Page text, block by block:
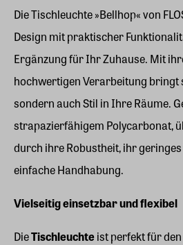
Die Tischleuchte »Bellhop« von
Design mit praktischer
Ergänzung für Ihr Zuhause. Mit
hochwertigen Verarbeitung bringt
sondern auch Stil in Ihre Räume.
strapazierfähigem Polycarbonat,
durch ihre Robustheit, ihr
einfache Handhabung.
Vielseitig einsetzbar und flexibel
DieTischleuchteist perfekt für